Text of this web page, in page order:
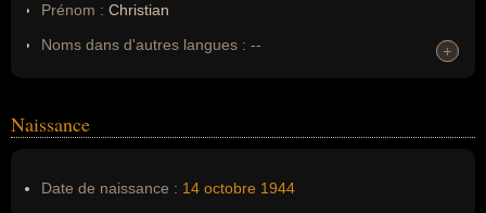
Prénom : Christian
Noms dans d'autres langues : --
Nom de famille :Bujeau
+
+
Naissance
Date de naissance : 14 octobre 1944